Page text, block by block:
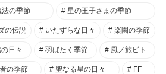
法の季節 星の王子さまの季節
の伝説 いたずらな日々 楽園の季節
日々 羽ばたく季節 風ノ旅ビト
の季節 聖なる星の日々 FF